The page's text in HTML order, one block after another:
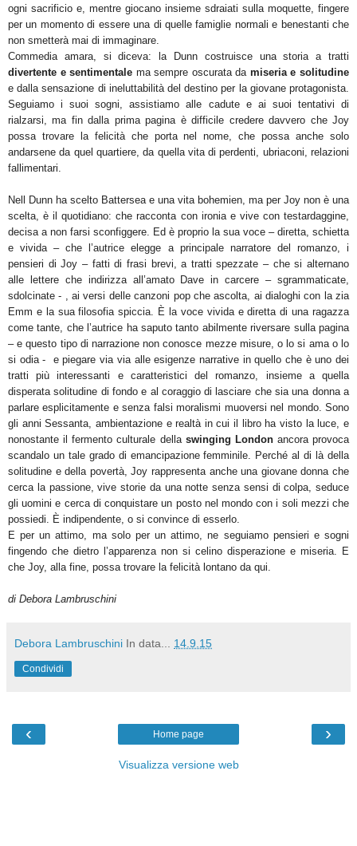
ogni sacrificio e, mentre giocano insieme sdraiati sulla moquette, fingere
per un momento di essere una di quelle famiglie normali e benestanti che
non smetterà mai di immaginare.
Commedia amara, si diceva: la Dunn costruisce una storia a tratti
divertente e sentimentale ma sempre oscurata da miseria e solitudine
e dalla sensazione di ineluttabilità del destino per la giovane protagonista.
Seguiamo i suoi sogni, assistiamo alle cadute e ai suoi tentativi di
rialzarsi, ma fin dalla prima pagina è difficile credere davvero che Joy
possa trovare la felicità che porta nel nome, che possa anche solo
andarsene da quel quartiere, da quella vita di perdenti, ubriaconi, relazioni
fallimentari.
Nell Dunn ha scelto Battersea e una vita bohemien, ma per Joy non è una
scelta, è il quotidiano: che racconta con ironia e vive con testardaggine,
decisa a non farsi sconfiggere. Ed è proprio la sua voce – diretta, schietta
e vivida – che l’autrice elegge a principale narratore del romanzo, i
pensieri di Joy – fatti di frasi brevi, a tratti spezzate – che si alternano
alle lettere che indirizza all’amato Dave in carcere – sgrammaticate,
sdolcinate - , ai versi delle canzoni pop che ascolta, ai dialoghi con la zia
Emm e la sua filosofia spiccia. È la voce vivida e diretta di una ragazza
come tante, che l’autrice ha saputo tanto abilmente riversare sulla pagina
– e questo tipo di narrazione non conosce mezze misure, o lo si ama o lo
si odia - e piegare via via alle esigenze narrative in quello che è uno dei
tratti più interessanti e caratteristici del romanzo, insieme a quella
disperata solitudine di fondo e al coraggio di lasciare che sia una donna a
parlare esplicitamente e senza falsi moralismi muoversi nel mondo. Sono
gli anni Sessanta, ambientazione e realtà in cui il libro ha visto la luce, e
nonostante il fermento culturale della swinging Londonancora provoca
scandalo un tale grado di emancipazione femminile. Perché al di là della
solitudine e della povertà, Joy rappresenta anche una giovane donna che
cerca la passione, vive storie da una notte senza sensi di colpa, seduce
gli uomini e cerca di conquistare un posto nel mondo con i soli mezzi che
possiedi. È indipendente, o si convince di esserlo.
E per un attimo, ma solo per un attimo, ne seguiamo pensieri e sogni
fingendo che dietro l’apparenza non si celino disperazione e miseria. E
che Joy, alla fine, possa trovare la felicità lontano da qui.
di Debora Lambruschini
Debora Lambruschini In data... 14.9.15
Condividi
‹ ›
Home page
Visualizza versione web